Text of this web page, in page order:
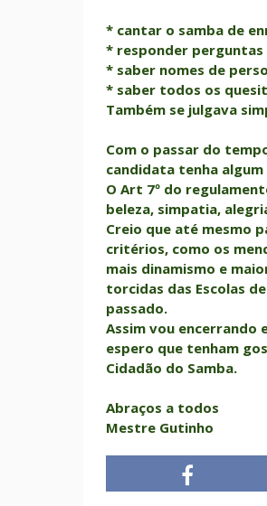
* cantar o samba de
* responder perguntas
* saber nomes de
* saber todos os
Também se julgava
Com o passar do
candidata tenha
O Art 7º do
beleza, simpatia,
Creio que até mesmo
critérios, como os
mais dinamismo e
torcidas das Escolas
passado.
Assim vou encerrando
espero que tenham
Cidadão do Samba.
Abraços a todos
Mestre Gutinho